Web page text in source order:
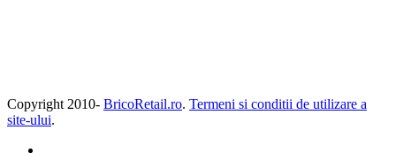
Copyright 2010- BricoRetail.ro. Termeni si conditii de utilizare a
site-ului.